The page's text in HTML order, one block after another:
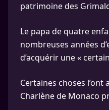
patrimoine des
Le papa de quatre
nombreuses années
d’acquérir une «
Certaines choses
Charlène de Monaco